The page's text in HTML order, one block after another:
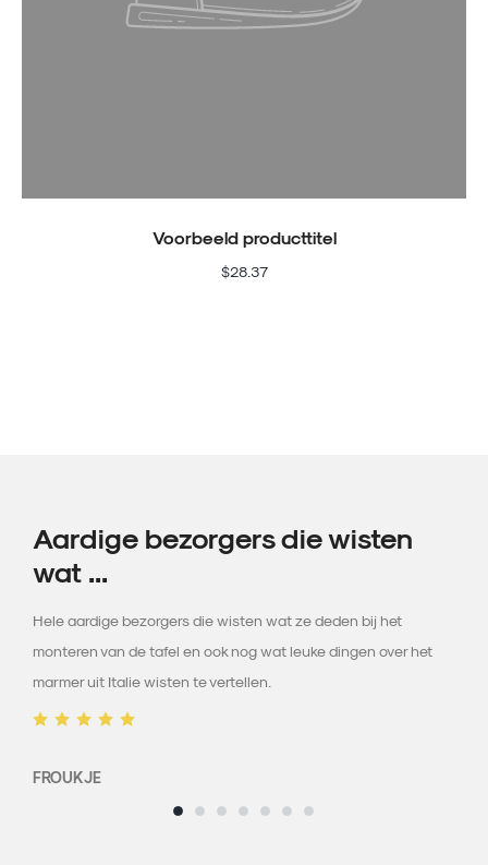
Voorbeeld producttitel
$28.37
Aardige bezorgers die wisten
wat ...
Hele aardige bezorgers die wisten wat ze deden bij het
monteren van de tafel en ook nog wat leuke dingen over het
marmer uit Italie wisten te vertellen.
FROUKJE